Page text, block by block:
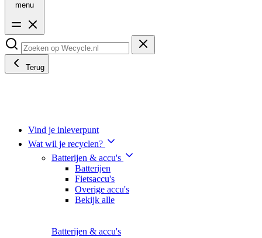
menu
Terug
Vind je inleverpunt
Wat wil je recyclen?
Batterijen & accu's
Batterijen
Fietsaccu's
Overige accu's
Bekijk alle
Batterijen & accu's